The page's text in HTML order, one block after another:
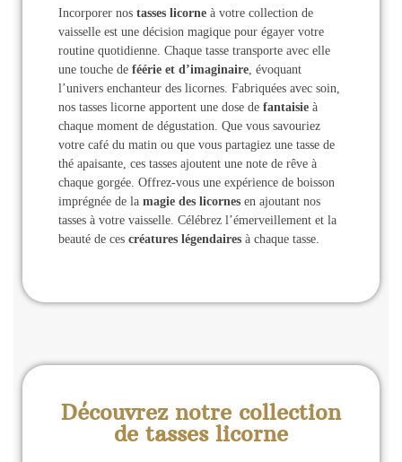
Incorporer nos tasses licorne à votre collection de
vaisselle est une décision magique pour égayer votre
routine quotidienne. Chaque tasse transporte avec elle
une touche de féérie et d’imaginaire , évoquant
l’univers enchanteur des licornes. Fabriquées avec soin,
nos tasses licorne apportent une dose de fantaisie à
chaque moment de dégustation. Que vous savouriez
votre café du matin ou que vous partagiez une tasse de
thé apaisante, ces tasses ajoutent une note de rêve à
chaque gorgée. Offrez-vous une expérience de boisson
imprégnée de la magie des licornes en ajoutant nos
tasses à votre vaisselle. Célébrez l’émerveillement et la
beauté de ces créatures légendaires à chaque tasse.
Découvrez notre collection
de tasses licorne